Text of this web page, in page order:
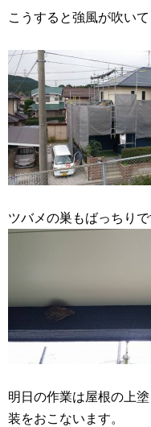
こうすると強風が吹い
明日の作業は屋根の上
装をおこないます。